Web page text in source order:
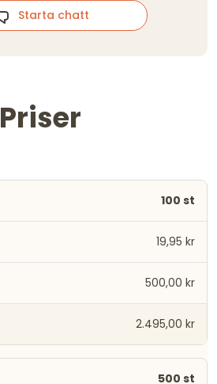
Starta chatt
Priser
100 st
19,95 kr
500,00 kr
2.495,00 kr
500 st